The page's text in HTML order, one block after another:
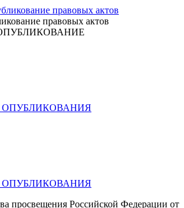
правовых актов
ОПУБЛИКОВАНИЯ
ОПУБЛИКОВАНИЯ
просвещения Российской Федерации от